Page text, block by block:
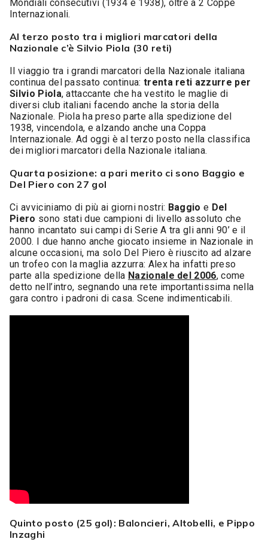
Mondiali consecutivi (1934 e 1938), oltre a 2 Coppe
Internazionali.
Al terzo posto tra i migliori marcatori della
Nazionale c’è Silvio Piola (30 reti)
Il viaggio tra i grandi marcatori della Nazionale italiana
continua del passato continua: trenta reti azzurre per
Silvio Piola, attaccante che ha vestito le maglie di
diversi club italiani facendo anche la storia della
Nazionale. Piola ha preso parte alla spedizione del
1938, vincendola, e alzando anche una Coppa
Internazionale. Ad oggi è al terzo posto nella classifica
dei migliori marcatori della Nazionale italiana.
Quarta posizione: a pari merito ci sono Baggio e
Del Piero con 27 gol
Ci avviciniamo di più ai giorni nostri: Baggio e Del
Piero sono stati due campioni di livello assoluto che
hanno incantato sui campi di Serie A tra gli anni 90’ e il
2000. I due hanno anche giocato insieme in Nazionale in
alcune occasioni, ma solo Del Piero è riuscito ad alzare
un trofeo con la maglia azzurra: Alex ha infatti preso
parte alla spedizione della Nazionale del 2006, come
detto nell’intro, segnando una rete importantissima nella
gara contro i padroni di casa. Scene indimenticabili.
Quinto posto (25 gol): Baloncieri, Altobelli, e Pippo
Inzaghi